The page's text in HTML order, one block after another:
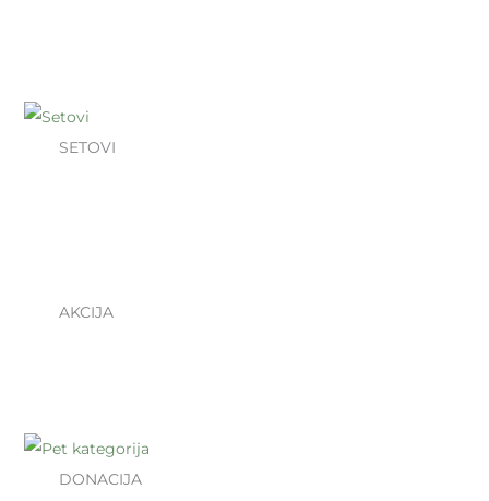
SETOVI
AKCIJA
DONACIJA